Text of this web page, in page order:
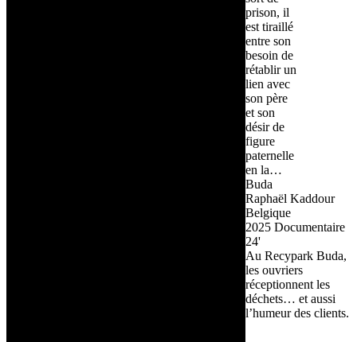
prison, il
est tiraillé
entre son
besoin de
rétablir un
lien avec
son père
et son
désir de
figure
paternelle
en la…
Buda
Raphaël Kaddour
Belgique
2025 Documentaire
24'
Au Recypark Buda,
les ouvriers
réceptionnent les
déchets… et aussi
l’humeur des clients.